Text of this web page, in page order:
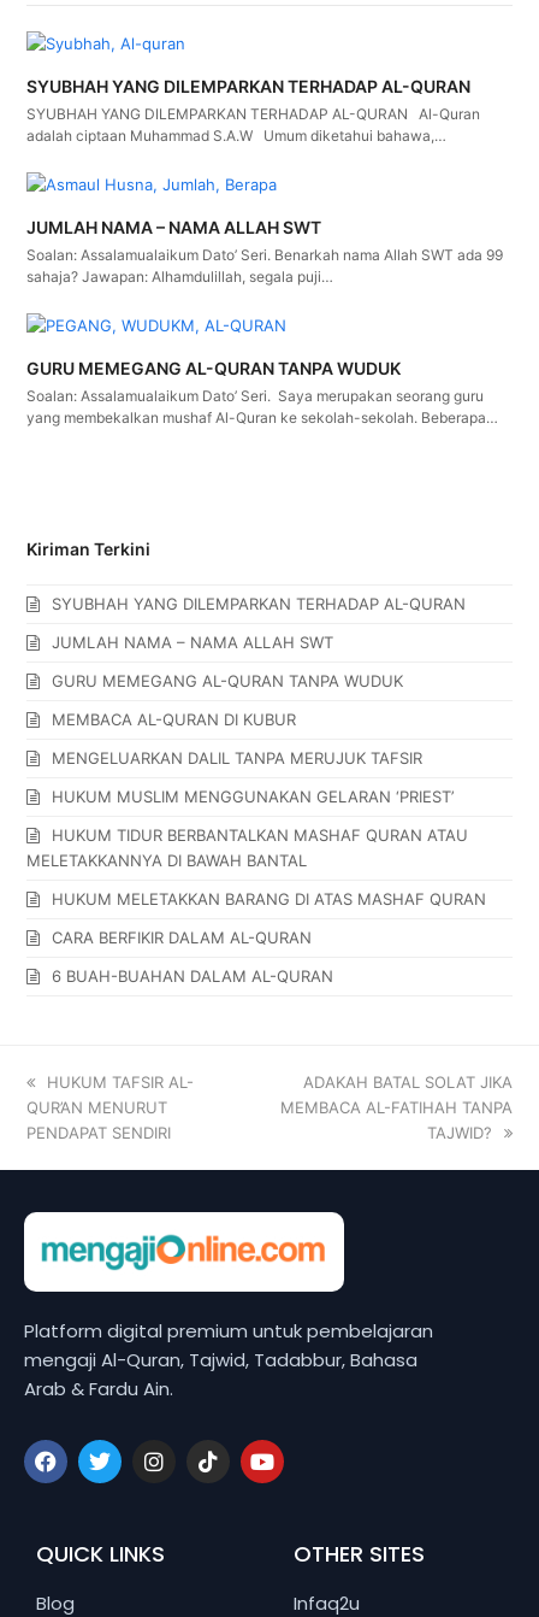
SYUBHAH YANG DILEMPARKAN TERHADAP AL-QURAN
SYUBHAH YANG DILEMPARKAN TERHADAP AL-QURAN Al-Quran
adalah ciptaan Muhammad S.A.W Umum diketahui bahawa,…
JUMLAH NAMA – NAMA ALLAH SWT
Soalan: Assalamualaikum Dato’ Seri. Benarkah nama Allah SWT ada 99
sahaja? Jawapan: Alhamdulillah, segala puji…
GURU MEMEGANG AL-QURAN TANPA WUDUK
Soalan: Assalamualaikum Dato’ Seri. Saya merupakan seorang guru
yang membekalkan mushaf Al-Quran ke sekolah-sekolah. Beberapa…
Kiriman Terkini
SYUBHAH YANG DILEMPARKAN TERHADAP AL-QURAN
JUMLAH NAMA – NAMA ALLAH SWT
GURU MEMEGANG AL-QURAN TANPA WUDUK
MEMBACA AL-QURAN DI KUBUR
MENGELUARKAN DALIL TANPA MERUJUK TAFSIR
HUKUM MUSLIM MENGGUNAKAN GELARAN ‘PRIEST’
HUKUM TIDUR BERBANTALKAN MASHAF QURAN ATAU
MELETAKKANNYA DI BAWAH BANTAL
HUKUM MELETAKKAN BARANG DI ATAS MASHAF QURAN
CARA BERFIKIR DALAM AL-QURAN
6 BUAH-BUAHAN DALAM AL-QURAN
HUKUM TAFSIR AL-
QUR’AN MENURUT
PENDAPAT SENDIRI
ADAKAH BATAL SOLAT JIKA
MEMBACA AL-FATIHAH TANPA
TAJWID?
Platform digital premium untuk pembelajaran
mengaji Al-Quran, Tajwid, Tadabbur, Bahasa
Arab & Fardu Ain.
QUICK LINKS
Blog
OTHER SITES
Infaq2u